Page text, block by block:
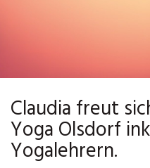
Claudia freut
Yoga Olsdorf
Yogalehrern.